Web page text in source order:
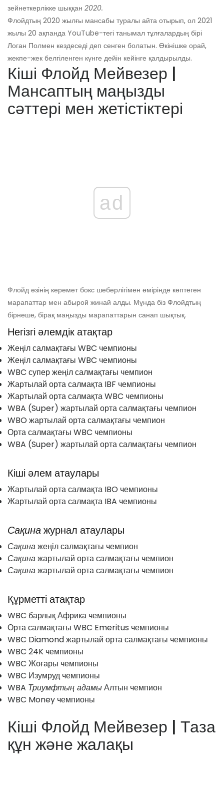
зейнеткерлікке шыққан 2020.
Флойдтың 2020 жылғы мансабы туралы айта отырып, ол 2021
жылы 20 ақпанда YouTube-тегі танымал тұлғалардың бірі
Логан Полмен кездеседі деп сенген болатын. Өкінішке орай,
жекпе-жек белгіленген күнге дейін кейінге қалдырылды.
Кіші Флойд Мейвезер |
Мансаптың маңызды
сәттері мен жетістіктері
ad
Флойд өзінің керемет бокс шеберлігімен өмірінде көптеген
марапаттар мен абырой жинай алды. Мұнда біз Флойдтың
бірнеше, бірақ маңызды марапаттарын санап шықтық.
Негізгі әлемдік атақтар
Жеңіл салмақтағы WBC чемпионы
Жеңіл салмақтағы WBC чемпионы
WBC супер жеңіл салмақтағы чемпион
Жартылай орта салмақта IBF чемпионы
Жартылай орта салмақта WBC чемпионы
WBA (Super) жартылай орта салмақтағы чемпион
WBO жартылай орта салмақтағы чемпион
Орта салмақтағы WBC чемпионы
WBA (Super) жартылай орта салмақтағы чемпион
Кіші әлем атаулары
Жартылай орта салмақта IBO чемпионы
Жартылай орта салмақта IBA чемпионы
Сақинажурнал атаулары
Сақинажеңіл салмақтағы чемпион
Сақинажартылай орта салмақтағы чемпион
Сақинажартылай орта салмақтағы чемпион
Құрметті атақтар
WBC барлық Африка чемпионы
Орта салмақтағы WBC Emeritus чемпионы
WBC Diamond жартылай орта салмақтағы чемпионы
WBC 24K чемпионы
WBC Жоғары чемпионы
WBC Изумруд чемпионы
WBA Триумфтың адамыАлтын чемпион
WBC Money чемпионы
Кіші Флойд Мейвезер | Таза
құн және жалақы